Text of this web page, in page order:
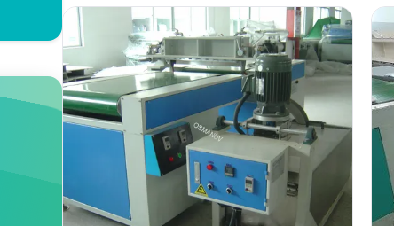
crystallization, structure, technology and
performance. 2 The opening and closing of
the shower head is controlled by a
pneumatic device ...